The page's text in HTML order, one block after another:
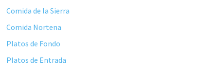
Comida de la Sierra
Comida Nortena
Platos de Fondo
Platos de Entrada